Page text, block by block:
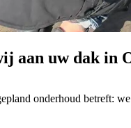
aan uw dak in
onderhoud betreft: